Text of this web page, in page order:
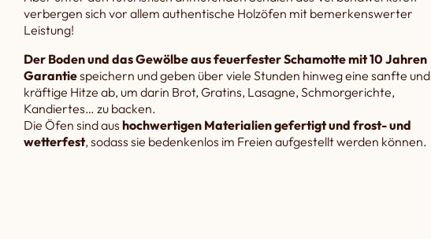
verbergen sich vor allem authentische Holzöfen mit bemerkenswerter
Leistung!
Der Boden und das Gewölbe aus feuerfester Schamotte mit 10 Jahren
Garantiespeichern und geben über viele Stunden hinweg eine sanfte und
kräftige Hitze ab, um darin Brot, Gratins, Lasagne, Schmorgerichte,
Kandiertes… zu backen.
Die Öfen sind aus hochwertigen Materialien gefertigt und frost- und
wetterfest, sodass sie bedenkenlos im Freien aufgestellt werden können.